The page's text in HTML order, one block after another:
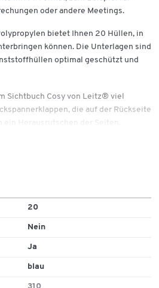
oder andere Meetings.
bietet Ihnen 20 Hüllen, in
können. Die Unterlagen sind
optimal geschützt und
Sichtbuch Cosy von Leitz® viel
die auf der Rückseite
ein Herausrutschen der Seiten.
oder Präsentation von
für bis zu 40 Blatt
für lose Blätter, welche dank
werden können
erhältlich
20
Nein
Ja
blau